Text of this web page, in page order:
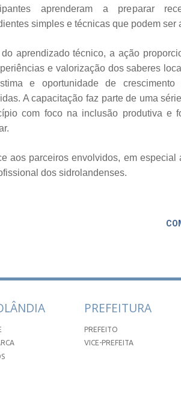
aprenderam a preparar
simples e técnicas que podem ser
aprendizado técnico, a ação
e valorização dos saberes
e oportunidade de
A capacitação faz parte de uma
com foco na inclusão produtiva e
aos parceiros envolvidos, em especial
dos sidrolandenses.
PREFEITURA
PREFEITO
VICE-PREFEITA